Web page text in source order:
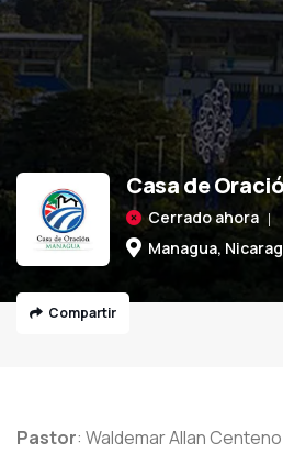
Casa de
Cerrado ahora
Managua,
Compartir
Pastor: Waldemar Allan